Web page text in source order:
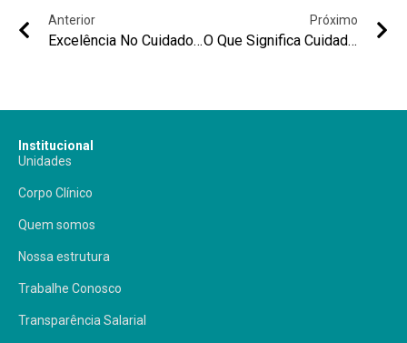
Anterior
Excelência No Cuidado Oncológico: Tecnologia, Conforto E Acolhimento Com A Touca Da Paxman
Próximo
O Que Significa Cuidado Integrado Em Saúde E Por Que Esse Modelo Faz Diferença
Institucional
Unidades
Corpo Clínico
Quem somos
Nossa estrutura
Trabalhe Conosco
Transparência Salarial